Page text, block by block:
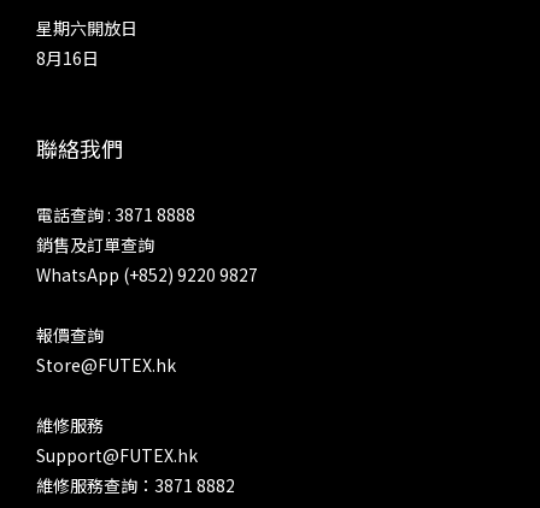
星期六開放日
8月16日
聯絡我們
電話查詢 : 3871 8888
銷售及訂單查詢
WhatsApp (+852) 9220 9827
報價查詢
Store@FUTEX.hk
維修服務
Support@FUTEX.hk
維修服務查詢：3871 8882